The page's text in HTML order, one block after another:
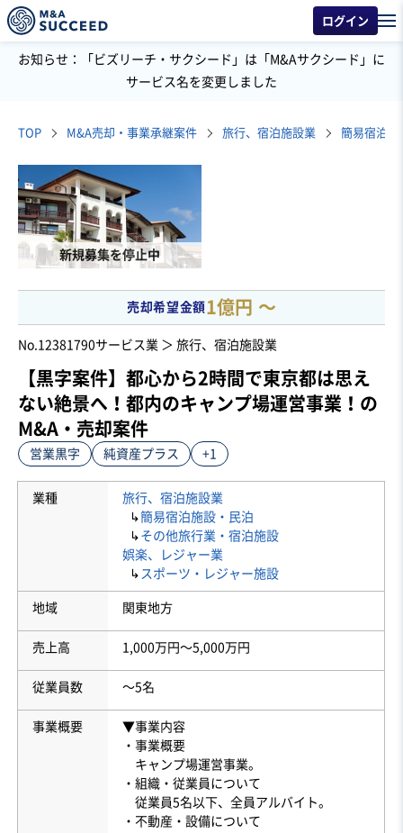
ログイン
お知らせ：「ビズリーチ・サクシード」は「M&Aサクシード」に
サービス名を変更しました
TOP M&A売却・事業承継案件 旅行、宿泊施設業 簡易宿泊施
新規募集を停止中
売却希望金額1億円 〜
No.12381790サービス業 ＞ 旅行、宿泊施設業
【黒字案件】都心から2時間で東京都は思え
ない絶景へ！都内のキャンプ場運営事業！の
M&A・売却案件
営業黒字 純資産プラス +1
業種
旅行、宿泊施設業
↳簡易宿泊施設・民泊
↳ その他旅行業・宿泊施設
娯楽、レジャー業
↳ スポーツ・レジャー施設
地域 関東地方
売上高 1,000万円〜5,000万円
従業員数 〜5名
事業概要
▼事業内容
・事業概要
キャンプ場運営事業。
・組織・従業員について
従業員5名以下、全員アルバイト。
・不動産・設備について